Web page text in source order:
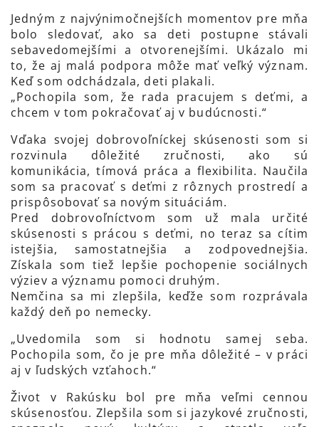
Jedným z najvýnimočnejších momentov pre mňa
bolo sledovať, ako sa deti postupne stávali
sebavedomejšími a otvorenejšími. Ukázalo mi
to, že aj malá podpora môže mať veľký význam.
Keď som odchádzala, deti plakali.
„Pochopila som, že rada pracujem s deťmi, a
chcem v tom pokračovať aj v budúcnosti.“
Vďaka svojej dobrovoľníckej skúsenosti som si
rozvinula dôležité zručnosti, ako sú
komunikácia, tímová práca a flexibilita. Naučila
som sa pracovať s deťmi z rôznych prostredí a
prispôsobovať sa novým situáciám.
Pred dobrovoľníctvom som už mala určité
skúsenosti s prácou s deťmi, no teraz sa cítim
istejšia, samostatnejšia a zodpovednejšia.
Získala som tiež lepšie pochopenie sociálnych
výziev a významu pomoci druhým.
Nemčina sa mi zlepšila, keďže som rozprávala
každý deň po nemecky.
„Uvedomila som si hodnotu samej seba.
Pochopila som, čo je pre mňa dôležité – v práci
aj v ľudských vzťahoch.“
Život v Rakúsku bol pre mňa veľmi cennou
skúsenosťou. Zlepšila som si jazykové zručnosti,